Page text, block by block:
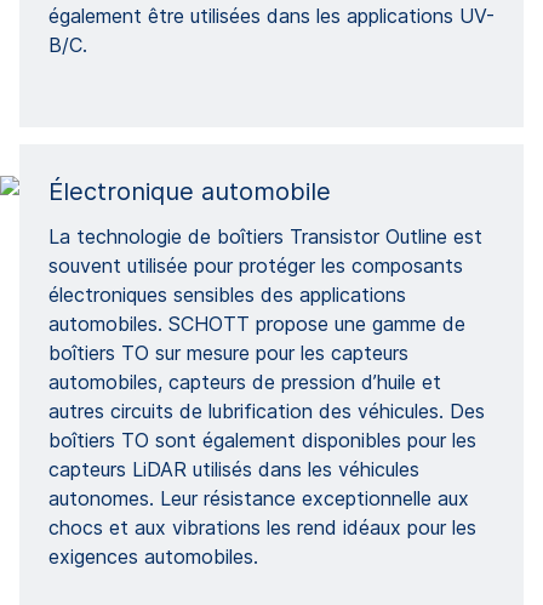
également être utilisées dans les applications UV-
B/C.
Électronique automobile
La technologie de boîtiers Transistor Outline est
souvent utilisée pour protéger les composants
électroniques sensibles des applications
automobiles. SCHOTT propose une gamme de
boîtiers TO sur mesure pour les capteurs
automobiles, capteurs de pression d’huile et
autres circuits de lubrification des véhicules. Des
boîtiers TO sont également disponibles pour les
capteurs LiDAR utilisés dans les véhicules
autonomes. Leur résistance exceptionnelle aux
chocs et aux vibrations les rend idéaux pour les
exigences automobiles.